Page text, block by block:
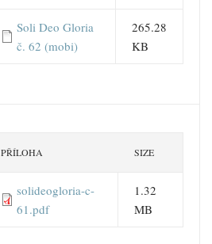
Soli Deo Gloria
č. 62 (mobi)
265.28
KB
PŘÍLOHA SIZE
solideogloria-c-
61.pdf
1.32
MB